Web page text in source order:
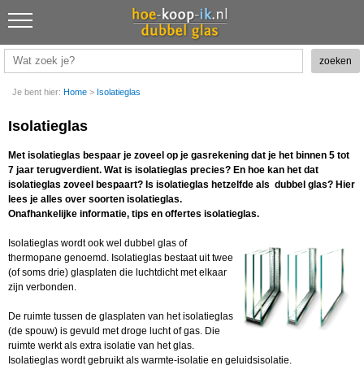
Je bent hier: Home > Isolatieglas
Isolatieglas
Met isolatieglas bespaar je zoveel op je gasrekening dat je het binnen 5 tot
7 jaar terugverdient. Wat is isolatieglas precies? En hoe kan het dat
isolatieglas zoveel bespaart? Is isolatieglas hetzelfde als dubbel glas? Hier
lees je alles over soorten isolatieglas.
Onafhankelijke informatie, tips en offertes isolatieglas.
Isolatieglas wordt ook wel dubbel glas of
thermopane genoemd. Isolatieglas bestaat uit twee
(of soms drie) glasplaten die luchtdicht met elkaar
zijn verbonden.
De ruimte tussen de glasplaten van het isolatieglas
(de spouw) is gevuld met droge lucht of gas. Die
ruimte werkt als extra isolatie van het glas.
Isolatieglas wordt gebruikt als warmte-isolatie en geluidsisolatie.